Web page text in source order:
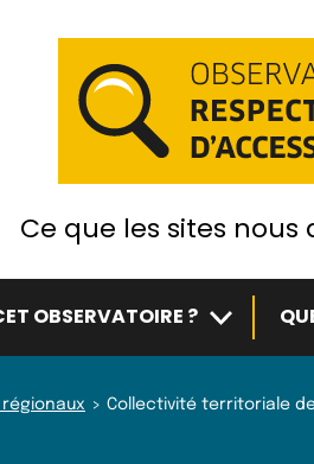
Ce que les sites
OBSERVATOIRE ? Sous-menu
Collectivité territoriale